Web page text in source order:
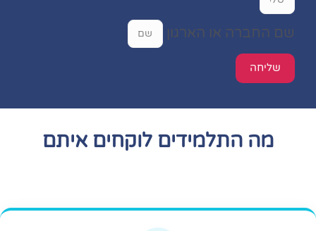
שם החברה או הארגון
שליחה
מה התלמידים לוקחים איתם